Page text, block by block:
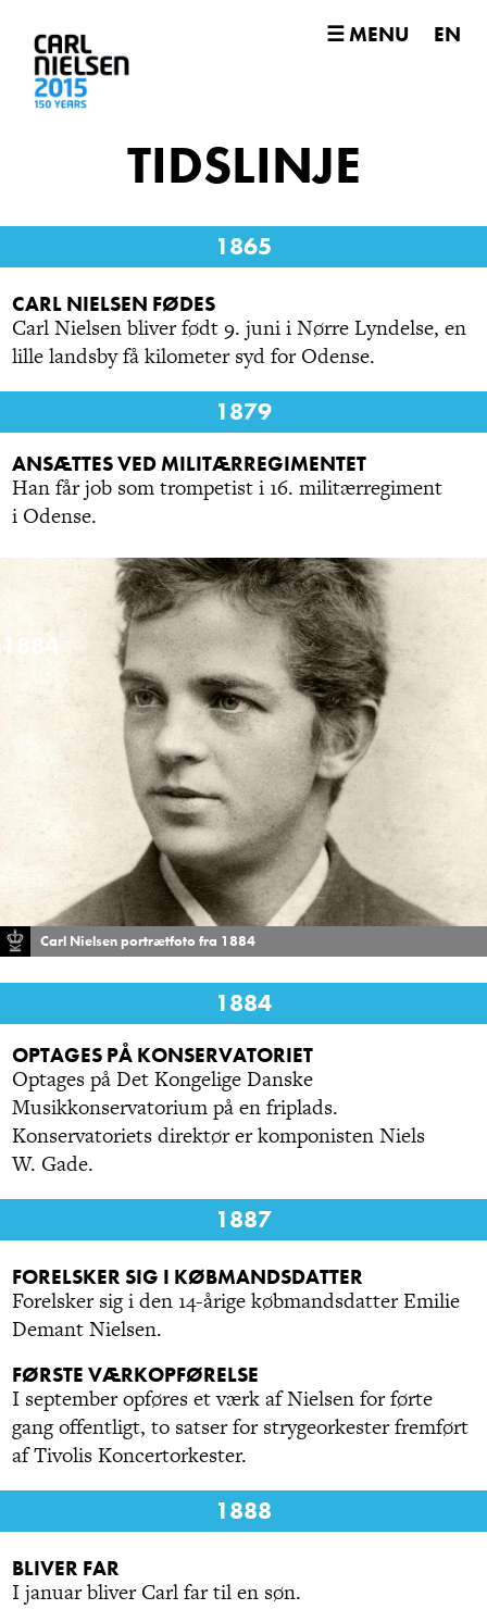
☰ MENU EN
TIDSLINJE
1865
CARL NIELSEN FØDES
Carl Nielsen bliver født 9. juni i Nørre Lyndelse, en
lille landsby få kilometer syd for Odense.
1879
ANSÆTTES VED MILITÆRREGIMENTET
Han får job som trompetist i 16. militærregiment
i Odense.
1884
Carl Nielsen portrætfoto fra 1884
1884
OPTAGES PÅ KONSERVATORIET
Optages på Det Kongelige Danske
Musikkonservatorium på en friplads.
Konservatoriets direktør er komponisten Niels
W. Gade.
1887
FORELSKER SIG I KØBMANDSDATTER
Forelsker sig i den 14-årige købmandsdatter Emilie
Demant Nielsen.
FØRSTE VÆRKOPFØRELSE
I september opføres et værk af Nielsen for førte
gang offentligt, to satser for strygeorkester fremført
af Tivolis Koncertorkester.
1888
BLIVER FAR
I januar bliver Carl far til en søn.